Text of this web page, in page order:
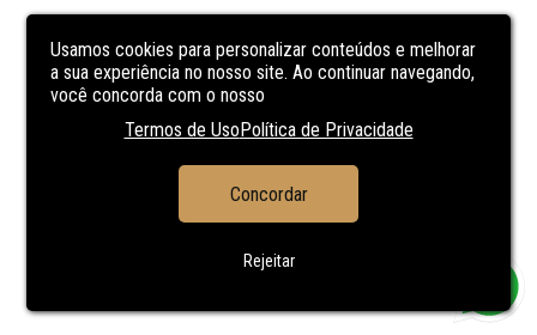
Usamos cookies para personalizar conteúdos e melhorar
a sua experiência no nosso site. Ao continuar navegando,
você concorda com o nosso
Termos de UsoPolítica de Privacidade
Concordar
Rejeitar